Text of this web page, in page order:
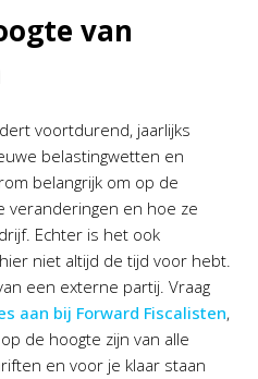
van
voortdurend, jaarlijks
belastingwetten en
belangrijk om op de
veranderingen en hoe ze
Echter is het ook
niet altijd de tijd voor hebt.
een externe partij. Vraag
aan bij Forward Fiscalisten,
de hoogte zijn van alle
en voor je klaar staan